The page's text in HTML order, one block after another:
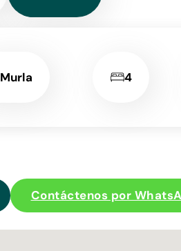
Murla 4
Contáctenos por